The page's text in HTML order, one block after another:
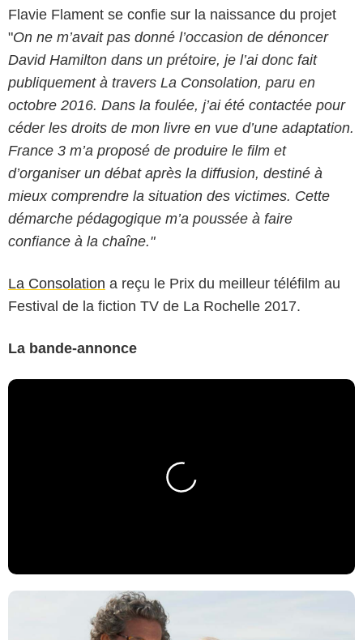
Flavie Flament se confie sur la naissance du projet
"On ne m’avait pas donné l’occasion de dénoncer
David Hamilton dans un prétoire, je l’ai donc fait
publiquement à travers La Consolation, paru en
octobre 2016. Dans la foulée, j’ai été contactée pour
céder les droits de mon livre en vue d’une adaptation.
France 3 m’a proposé de produire le film et
d’organiser un débat après la diffusion, destiné à
mieux comprendre la situation des victimes. Cette
démarche pédagogique m’a poussée à faire
confiance à la chaîne."
La Consolation a reçu le Prix du meilleur téléfilm au
Festival de la fiction TV de La Rochelle 2017.
La bande-annonce